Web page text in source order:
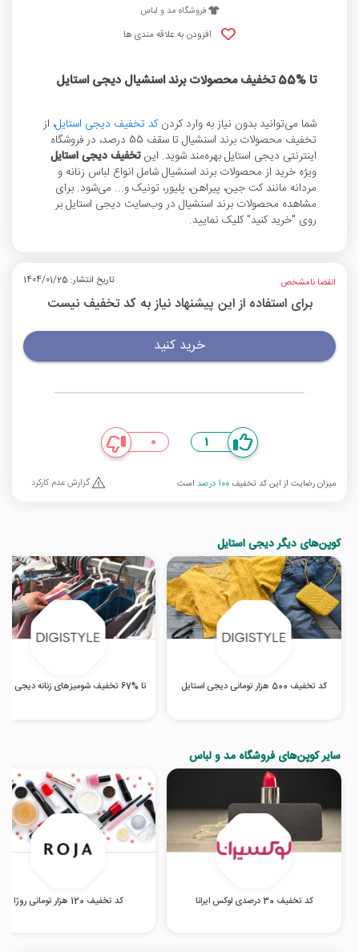
فروشگاه مد و لباس
افزودن به علاقه مندی ها
تا %55 تخفیف محصولات برند اسنشیال دیجی استایل
شما می‌توانید بدون نیاز به وارد کردنکد تخفیف دیجی استایل، از
تخفیف محصولات برند اسنشیال تا سقف 55 درصد، در فروشگاه
اینترنتی دیجی استایل بهره‌مند شوید. اینتخفیف دیجی استایل
ویژه خرید از محصولات برند اسنشیال شامل انواع لباس زنانه و
مردانه مانند کت جین، پیراهن، پلیور، تونیک و... می‌شود. برای
مشاهده محصولات برند اسنشیال در وب‌سایت دیجی استایل بر
روی "خرید کنید" کلیک نمایید.
انقضا نامشخص تاریخ انتشار: 1404/01/25
برای استفاده از این پیشنهاد نیاز به کد تخفیف نیست
خرید کنید
1
0
میزان رضایت از این کد تخفیف 100 درصد است گزارش عدم کارکرد
کوپن‌های دیگر دیجی استایل
کد تخفیف 500 هزار تومانی دیجی استایل تا %67 تخفیف شومیزهای زنانه دیجی استایل
سایر کوپن‌های فروشگاه مد و لباس
کد تخفیف 30 درصدی لوکس ایرانا کد تخفیف 120 هزار تومانی روژا